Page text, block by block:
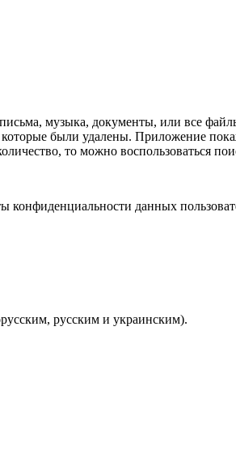
музыка, документы, или все
были удалены. Приложение
то можно воспользоваться
конфиденциальности данных
русским и украинским).